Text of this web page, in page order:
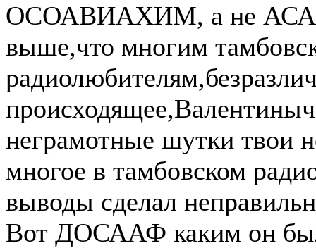
ОСОАВИАХИМ, а не
выше,что многим
неграмотные шутки твои
многое в тамбовском
выводы сделал
Вот ДОСААФ каким он